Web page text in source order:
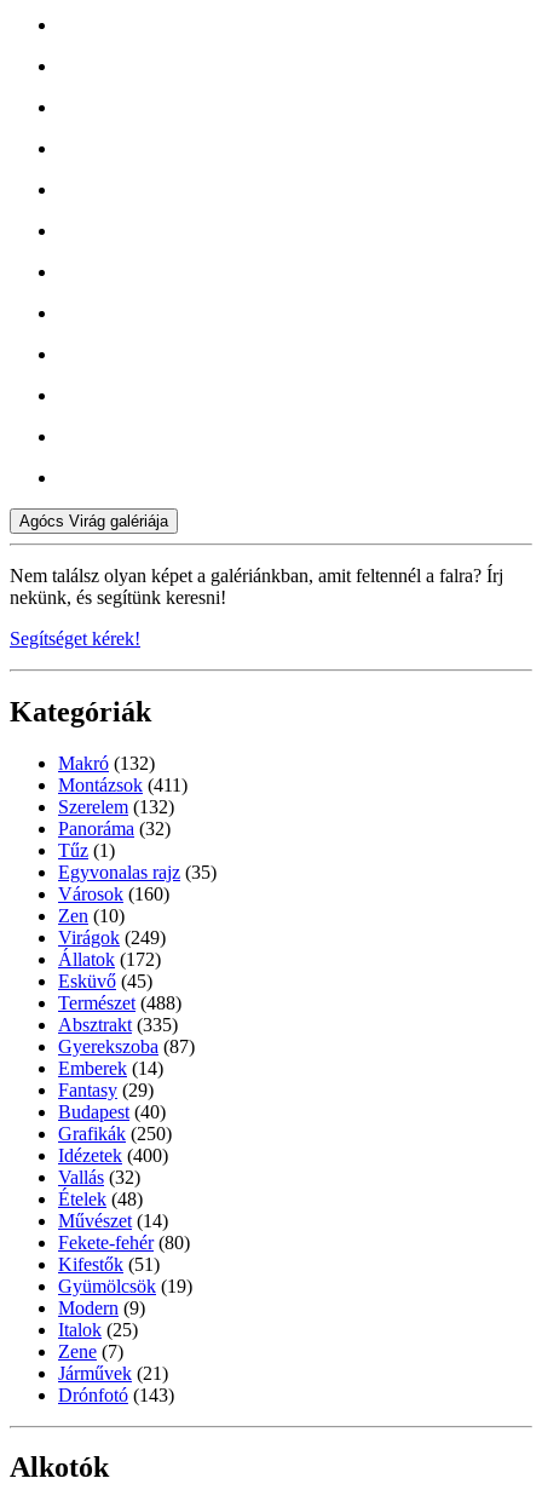
Agócs Virág galériája
Nem találsz olyan képet a galériánkban, amit feltennél a falra? Írj
nekünk, és segítünk keresni!
Segítséget kérek!
Kategóriák
Makró (132)
Montázsok (411)
Szerelem (132)
Panoráma (32)
Tűz (1)
Egyvonalas rajz (35)
Városok (160)
Zen (10)
Virágok (249)
Állatok (172)
Esküvő (45)
Természet (488)
Absztrakt (335)
Gyerekszoba (87)
Emberek (14)
Fantasy (29)
Budapest (40)
Grafikák (250)
Idézetek (400)
Vallás (32)
Ételek (48)
Művészet (14)
Fekete-fehér (80)
Kifestők (51)
Gyümölcsök (19)
Modern (9)
Italok (25)
Zene (7)
Járművek (21)
Drónfotó (143)
Alkotók